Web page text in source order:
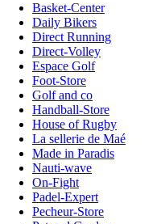
Basket-Center
Daily Bikers
Direct Running
Direct-Volley
Espace Golf
Foot-Store
Golf and co
Handball-Store
House of Rugby
La sellerie de Maé
Made in Paradis
Nauti-wave
On-Fight
Padel-Expert
Pecheur-Store